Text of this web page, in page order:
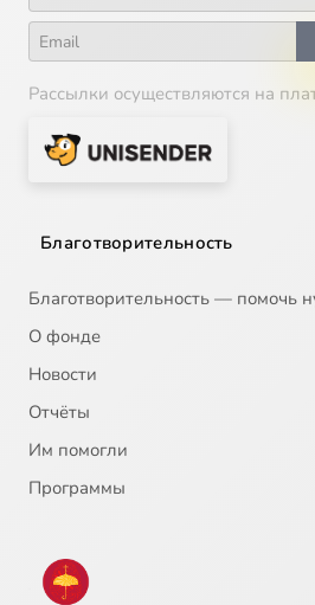
Рассылки осуществляются на
Благотворительность
Благотворительность — помочь
О фонде
Новости
Отчёты
Им помогли
Программы